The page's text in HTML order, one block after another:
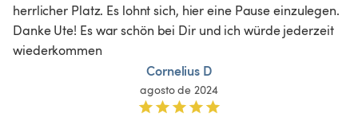
herrlicher Platz. Es lohnt sich, hier eine Pause einzulegen.
Danke Ute! Es war schön bei Dir und ich würde jederzeit
wiederkommen
Cornelius D
agosto de 2024